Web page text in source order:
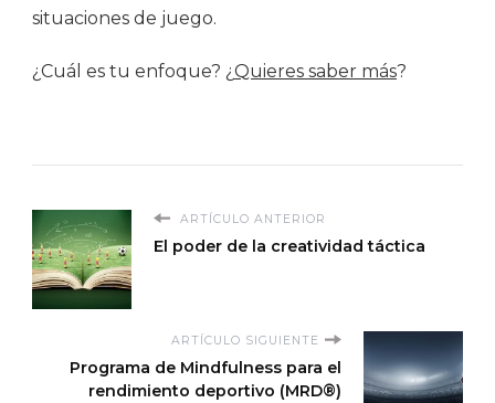
situaciones de juego.
¿Cuál es tu enfoque? ¿Quieres saber más?
ARTÍCULO ANTERIOR
El poder de la creatividad táctica
ARTÍCULO SIGUIENTE
Programa de Mindfulness para el
rendimiento deportivo (MRD®)